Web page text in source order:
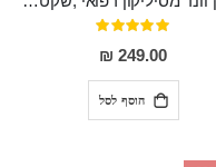
דירוג:
100%
249.00 ₪
הוסף לסל